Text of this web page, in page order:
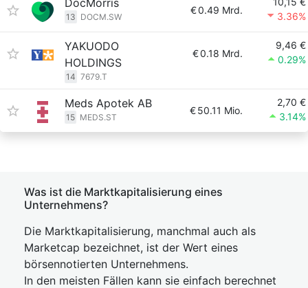
DocMorris
13 DOCM.SW
€0.49 Mrd.
3.36%
YAKUODO
HOLDINGS
14 7679.T
€0.18 Mrd.
9,46 €
0.29%
Meds Apotek AB
15 MEDS.ST
€50.11 Mio.
2,70 €
3.14%
Was ist die Marktkapitalisierung eines
Unternehmens?
Die Marktkapitalisierung, manchmal auch als
Marketcap bezeichnet, ist der Wert eines
börsennotierten Unternehmens.
In den meisten Fällen kann sie einfach berechnet